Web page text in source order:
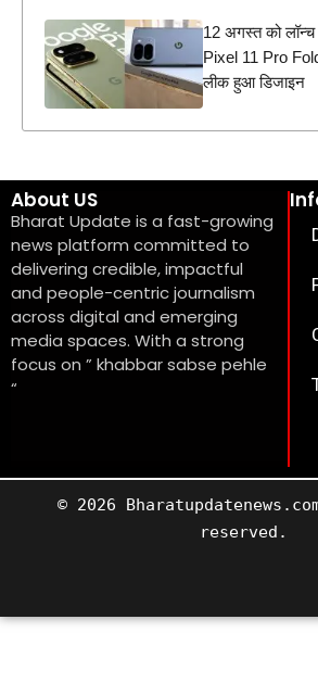
12 अगस्त को लॉन्च
Pixel 11 Pro
लीक हुआ डिजाइन
About US
Bharat Update is a fast-growing
news platform committed to
delivering credible, impactful
and people-centric journalism
across digital and emerging
media spaces. With a strong
focus on ” khabbar sabse pehle
“
© 2026
reserved.